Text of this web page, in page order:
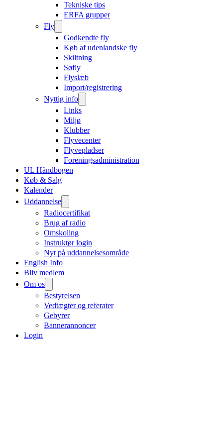
Tekniske tips
ERFA grupper
Fly
Godkendte fly
Køb af udenlandske fly
Skiltning
Søfly
Flyslæb
Import/registrering
Nyttig info
Links
Miljø
Klubber
Flyvecenter
Flyvepladser
Foreningsadministration
UL Håndbogen
Køb & Salg
Kalender
Uddannelse
Radiocertifikat
Brug af radio
Omskoling
Instruktør login
Nyt på uddannelsesområde
English Info
Bliv medlem
Om os
Bestyrelsen
Vedtægter og referater
Gebyrer
Bannerannoncer
Login